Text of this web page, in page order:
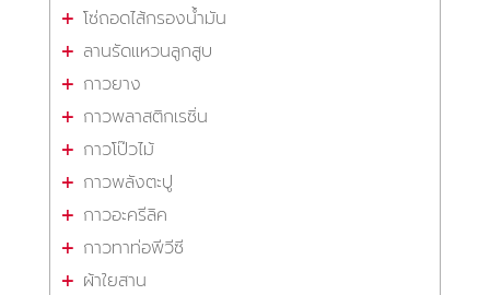
โซ่ถอดไส้กรองน้ำมัน
ลานรัดแหวนลูกสูบ
กาวยาง
กาวพลาสติกเรซิ่น
กาวโป๊วไม้
กาวพลังตะปู
กาวอะครีลิค
กาวทาท่อพีวีซี
ผ้าใยสาน